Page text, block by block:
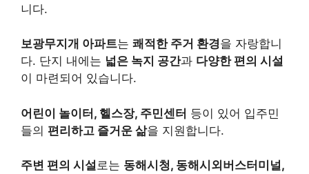
니다.
보광무지개 아파트는 쾌적한 주거 환경을 자랑합니
다. 단지 내에는 넓은 녹지 공간과 다양한 편의 시설
이 마련되어 있습니다.
어린이 놀이터, 헬스장, 주민센터 등이 있어 입주민
들의 편리하고 즐거운 삶을 지원합니다.
주변 편의 시설로는 동해시청, 동해시외버스터미널,